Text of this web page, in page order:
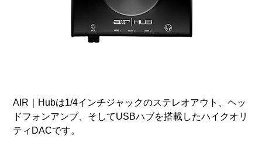
AIR｜Hubは1/4インチジャックのステレオアウト、ヘッ
ドフォンアンプ、そしてUSBハブを搭載したハイクオリ
ティDACです。